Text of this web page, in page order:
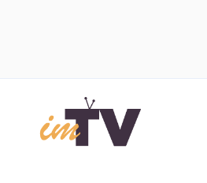
contenuto